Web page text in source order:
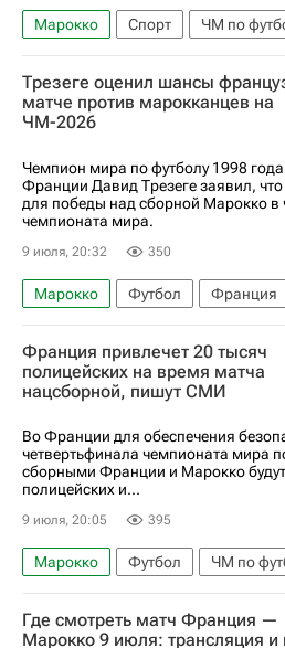
Марокко Спорт
ЧМ по
Франция
Трезеге оценил шансы
матче против марокканцев на
ЧМ-2026
Чемпион мира по футболу 1998
Франции Давид Трезеге заявил, что
для победы над сборной Марокко в
чемпионата мира.
9 июля, 20:32 350
Марокко Футбол
Франция
ЧМ по футболу 2026
Давид
Франция привлечет 20 тысяч
полицейских на время матча
нацсборной, пишут СМИ
Во Франции для обеспечения
четвертьфинала чемпионата мира
сборными Франции и Марокко
полицейских и...
9 июля, 20:05 395
Марокко Футбол
ЧМ по
Франция
Где смотреть матч Франция —
Марокко 9 июля: трансляция и